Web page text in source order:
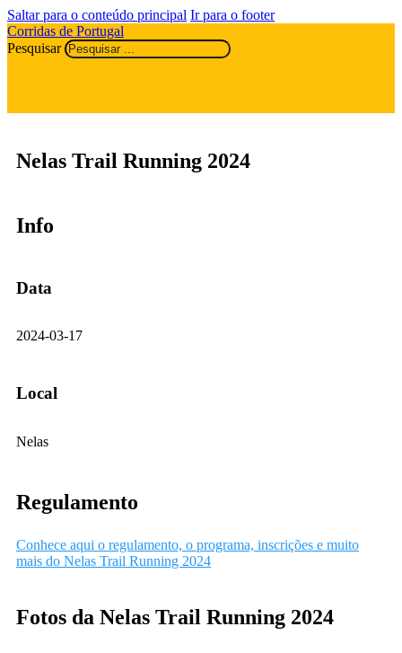
Saltar para o conteúdo principal Ir para o footer
Corridas de Portugal
Pesquisar
Nelas Trail Running 2024
Info
Data
2024-03-17
Local
Nelas
Regulamento
Conhece aqui o regulamento, o programa, inscrições e muito
mais do Nelas Trail Running 2024
Fotos da Nelas Trail Running 2024